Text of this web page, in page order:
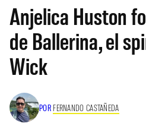
Anjelica Huston
de Ballerina, el
Wick
POR FERNANDO CASTAÑEDA